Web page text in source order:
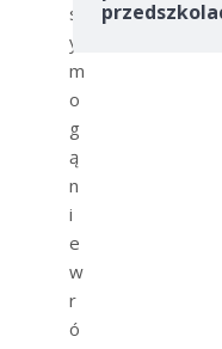
s
y
m
o
g
ą
n
i
e
w
r
ó